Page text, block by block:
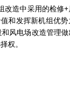
造中采用的检修
和发挥新机组优
风电场改造管理做
权。